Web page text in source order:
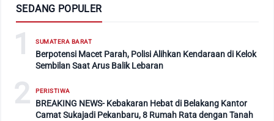
SEDANG POPULER
1 SUMATERA BARAT
Berpotensi Macet Parah, Polisi Alihkan Kendaraan di Kelok
Sembilan Saat Arus Balik Lebaran
2 PERISTIWA
BREAKING NEWS- Kebakaran Hebat di Belakang Kantor
Camat Sukajadi Pekanbaru, 8 Rumah Rata dengan Tanah